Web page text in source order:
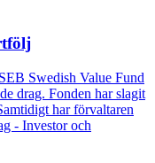
Swedish Value Fund
drag. Fonden har slagit
har förvaltaren
- Investor och